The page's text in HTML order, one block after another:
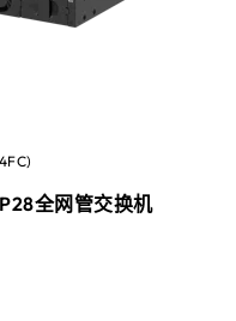
全网管交换机